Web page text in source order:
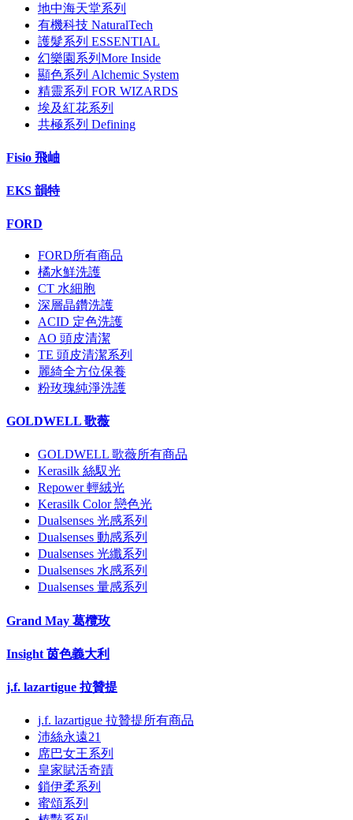
地中海天堂系列
有機科技 NaturalTech
護髮系列 ESSENTIAL
幻樂園系列More Inside
顯色系列 Alchemic System
精靈系列 FOR WIZARDS
埃及紅花系列
共極系列 Defining
Fisio 飛岫
EKS 韻特
FORD
FORD所有商品
橘水鮮洗護
CT 水細胞
深層晶鑽洗護
ACID 定色洗護
AO 頭皮清潔
TE 頭皮清潔系列
麗綺全方位保養
粉玫瑰純淨洗護
GOLDWELL 歌薇
GOLDWELL 歌薇所有商品
Kerasilk 絲馭光
Repower 輕絨光
Kerasilk Color 戀色光
Dualsenses 光感系列
Dualsenses 動感系列
Dualsenses 光纖系列
Dualsenses 水感系列
Dualsenses 量感系列
Grand May 葛欖玫
Insight 茵色義大利
j.f. lazartigue 拉贊提
j.f. lazartigue 拉贊提所有商品
沛絲永遠21
席巴女王系列
皇家賦活奇蹟
鎖伊柔系列
蜜頌系列